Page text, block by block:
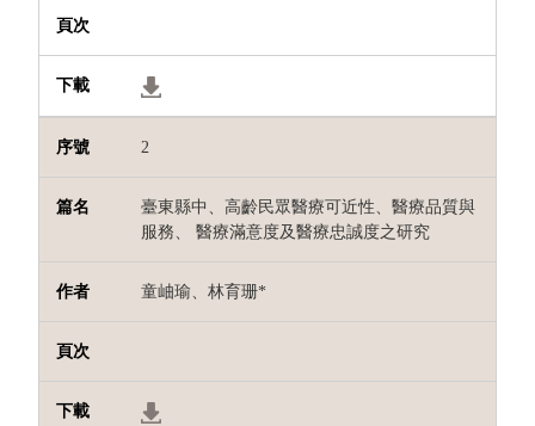
2
臺東縣中、高齡民眾醫療可近性、醫療品質與
服務、 醫療滿意度及醫療忠誠度之研究
童岫瑜、林育珊*